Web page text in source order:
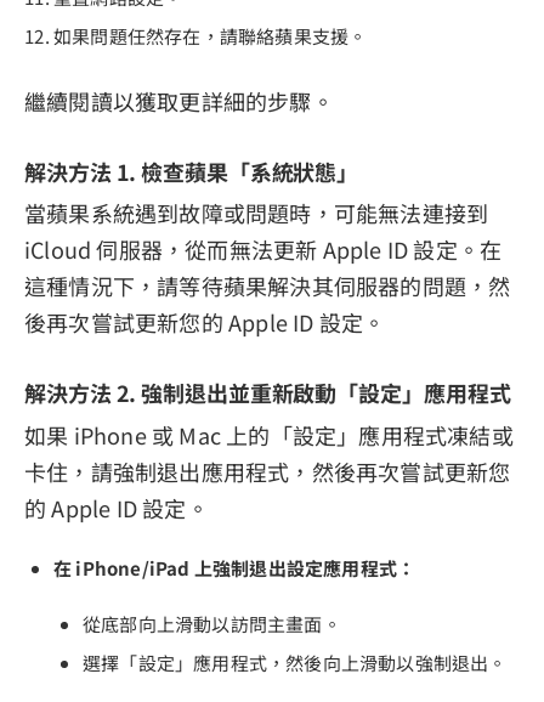
如果問題任然存在，請聯絡蘋果支援。
繼續閱讀以獲取更詳細的步驟。
解決方法 1. 檢查蘋果「系統狀態」
當蘋果系統遇到故障或問題時，可能無法連接到
iCloud 伺服器，從而無法更新 Apple ID 設定。在
這種情況下，請等待蘋果解決其伺服器的問題，然
後再次嘗試更新您的 Apple ID 設定。
解決方法 2. 強制退出並重新啟動「設定」應用程式
如果 iPhone 或 Mac 上的「設定」應用程式凍結或
卡住，請強制退出應用程式，然後再次嘗試更新您
的 Apple ID 設定。
在 iPhone/iPad 上強制退出設定應用程式：
從底部向上滑動以訪問主畫面。
選擇「設定」應用程式，然後向上滑動以強制退出。